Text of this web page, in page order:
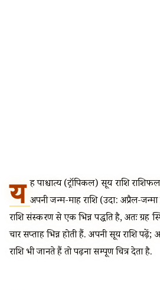
य ह पाश्चात्य (ट्रॉपिकल) सूर्य राशि
अपनी जन्म-माह राशि (उदा: अप्रैल-
राशि संस्करण से एक भिन्न पद्धति है, अतः ग्रह
चार सप्ताह भिन्न होती हैं. अपनी सूर्य राशि
राशि भी जानते हैं तो पढ़ना सम्पूर्ण चित्र देता है.